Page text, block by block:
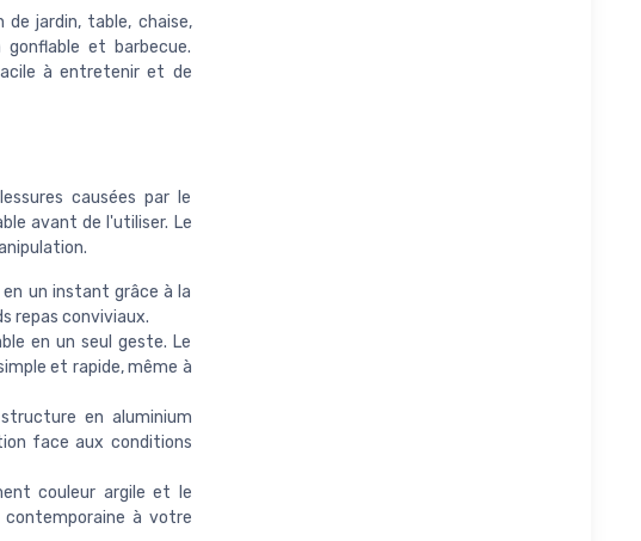
de jardin, table, chaise,
gonflable et barbecue.
à entretenir et de
causées par le
avant de l'utiliser. Le
en un instant grâce à la
repas conviviaux.
en un seul geste. Le
et rapide, même à
structure en aluminium
face aux conditions
couleur argile et le
à votre